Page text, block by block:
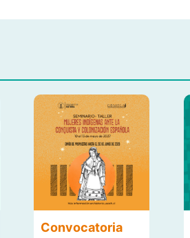
Convocatoria